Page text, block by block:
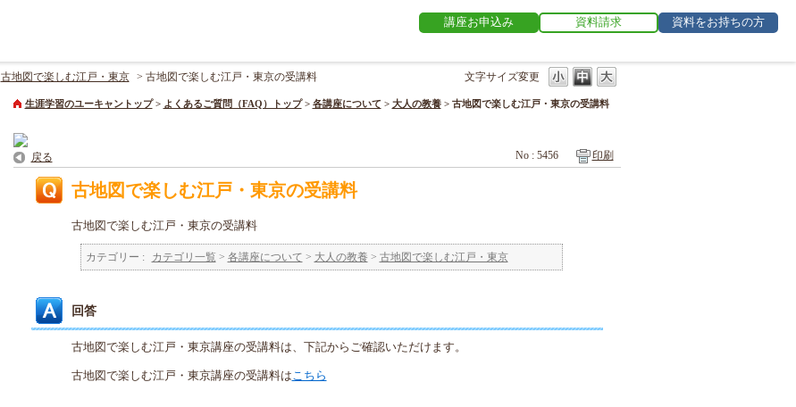
講座お申込み 資料請求 資料をお持ちの方
文字サイズ変更
古地図で楽しむ江戸・東京 > 古地図で楽しむ江戸・東京の受講料
生涯学習のユーキャントップ > よくあるご質問（FAQ）トップ > 各講座について > 大人の教養 > 古地図で楽しむ江戸・東京の受講料
戻る No : 5456 印刷
古地図で楽しむ江戸・東京の受講料
古地図で楽しむ江戸・東京の受講料
カテゴリー : カテゴリ一覧 > 各講座について > 大人の教養 > 古地図で楽しむ江戸・東京
回答
古地図で楽しむ江戸・東京講座の受講料は、下記からご確認いただけます。
古地図で楽しむ江戸・東京講座の受講料は こちら